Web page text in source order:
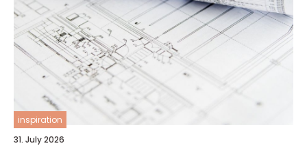
inspiration
31. July 2026